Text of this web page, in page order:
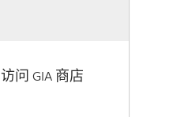
访问 GIA 商店